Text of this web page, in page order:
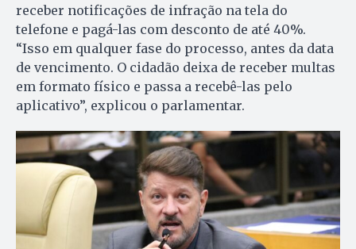
receber notificações de infração na tela do
telefone e pagá-las com desconto de até 40%.
“Isso em qualquer fase do processo, antes da data
de vencimento. O cidadão deixa de receber multas
em formato físico e passa a recebê-las pelo
aplicativo”, explicou o parlamentar.